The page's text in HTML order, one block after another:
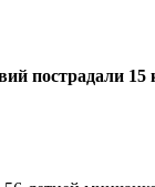
пострадали 15